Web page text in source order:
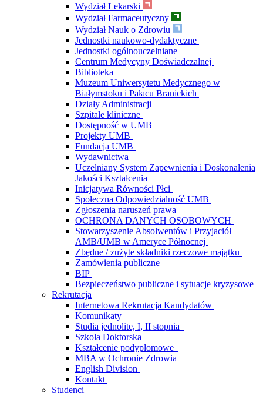
Wydział Lekarski
Wydział Farmaceutyczny
Wydział Nauk o Zdrowiu
Jednostki naukowo-dydaktyczne
Jednostki ogólnouczelniane
Centrum Medycyny Doświadczalnej
Biblioteka
Muzeum Uniwersytetu Medycznego w
Białymstoku i Pałacu Branickich
Działy Administracji
Szpitale kliniczne
Dostępność w UMB
Projekty UMB
Fundacja UMB
Wydawnictwa
Uczelniany System Zapewnienia i Doskonalenia
Jakości Kształcenia
Inicjatywa Równości Płci
Społeczna Odpowiedzialność UMB
Zgłoszenia naruszeń prawa
OCHRONA DANYCH OSOBOWYCH
Stowarzyszenie Absolwentów i Przyjaciół
AMB/UMB w Ameryce Północnej
Zbędne / zużyte składniki rzeczowe majątku
Zamówienia publiczne
BIP
Bezpieczeństwo publiczne i sytuacje kryzysowe
Rekrutacja
Internetowa Rekrutacja Kandydatów
Komunikaty
Studia jednolite, I, II stopnia
Szkoła Doktorska
Kształcenie podyplomowe
MBA w Ochronie Zdrowia
English Division
Kontakt
Studenci